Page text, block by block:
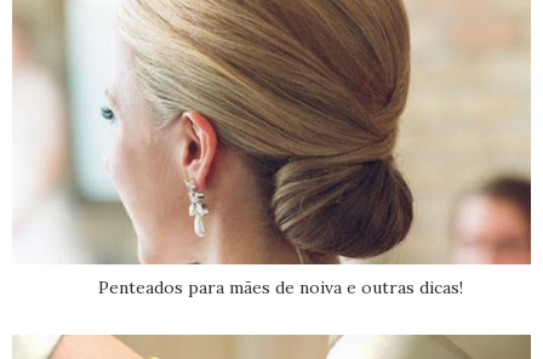
Penteados para mães de noiva e outras dicas!